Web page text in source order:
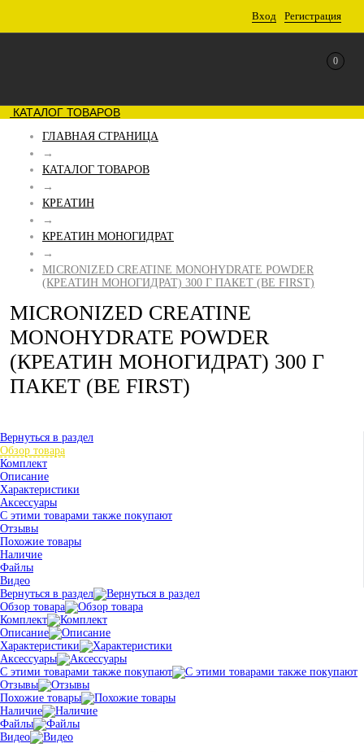
Вход Регистрация
0
КАТАЛОГ ТОВАРОВ
ГЛАВНАЯ СТРАНИЦА
→
КАТАЛОГ ТОВАРОВ
→
КРЕАТИН
→
КРЕАТИН МОНОГИДРАТ
→
MICRONIZED CREATINE MONOHYDRATE POWDER
(КРЕАТИН МОНОГИДРАТ) 300 Г ПАКЕТ (BE FIRST)
MICRONIZED CREATINE
MONOHYDRATE POWDER
(КРЕАТИН МОНОГИДРАТ) 300 Г
ПАКЕТ (BE FIRST)
Вернуться в раздел
Обзор товара
Комплект
Описание
Характеристики
Аксессуары
С этими товарами также покупают
Отзывы
Похожие товары
Наличие
Файлы
Видео
Вернуться в раздел
Обзор товара
Комплект
Описание
Характеристики
Аксессуары
С этими товарами также покупают
Отзывы
Похожие товары
Наличие
Файлы
Видео